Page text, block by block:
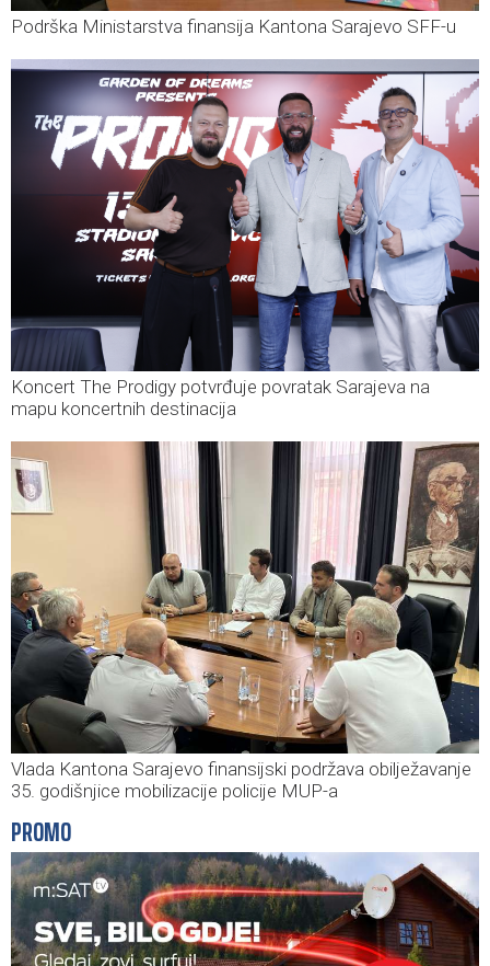
Podrška Ministarstva finansija Kantona Sarajevo SFF-u
Koncert The Prodigy potvrđuje povratak Sarajeva na
mapu koncertnih destinacija
Vlada Kantona Sarajevo finansijski podržava obilježavanje
35. godišnjice mobilizacije policije MUP-a
PROMO